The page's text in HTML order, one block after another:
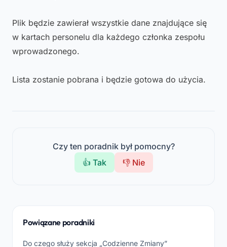
Plik będzie zawierał wszystkie dane znajdujące się
w kartach personelu dla każdego członka zespołu
wprowadzonego.
Lista zostanie pobrana i będzie gotowa do użycia.
Czy ten poradnik był pomocny?
👍 Tak
👎 Nie
Powiązane poradniki
Do czego służy sekcja „Codzienne Zmiany”